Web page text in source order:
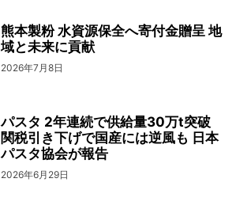
熊本製粉 水資源保全へ寄付金贈呈 地
域と未来に貢献
2026年7月8日
パスタ 2年連続で供給量30万t突破
関税引き下げで国産には逆風も 日本
パスタ協会が報告
2026年6月29日